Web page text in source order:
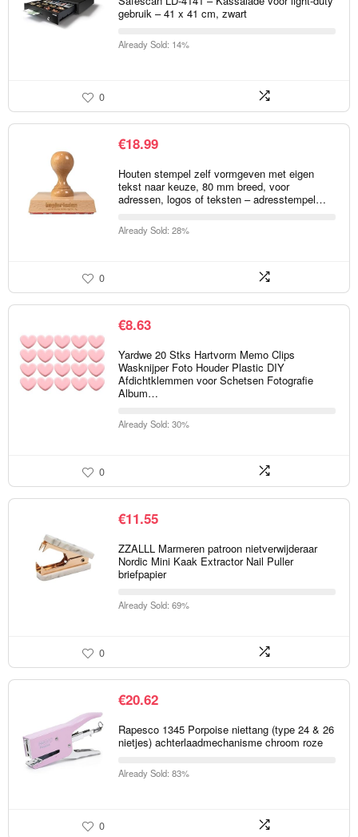
gebruik – 41 x 41 cm, zwart
Already Sold: 14%
0
€18.99
Houten stempel zelf vormgeven met eigen
tekst naar keuze, 80 mm breed, voor
adressen, logos of teksten – adresstempel…
Already Sold: 28%
0
€8.63
Yardwe 20 Stks Hartvorm Memo Clips
Wasknijper Foto Houder Plastic DIY
Afdichtklemmen voor Schetsen Fotografie
Album…
Already Sold: 30%
0
€11.55
ZZALLL Marmeren patroon nietverwijderaar
Nordic Mini Kaak Extractor Nail Puller
briefpapier
Already Sold: 69%
0
€20.62
Rapesco 1345 Porpoise niettang (type 24 & 26
nietjes) achterlaadmechanisme chroom roze
Already Sold: 83%
0